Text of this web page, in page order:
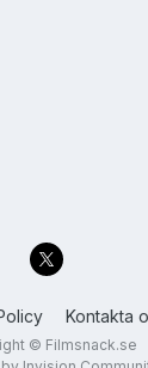
Kontakta
© Filmsnack.se